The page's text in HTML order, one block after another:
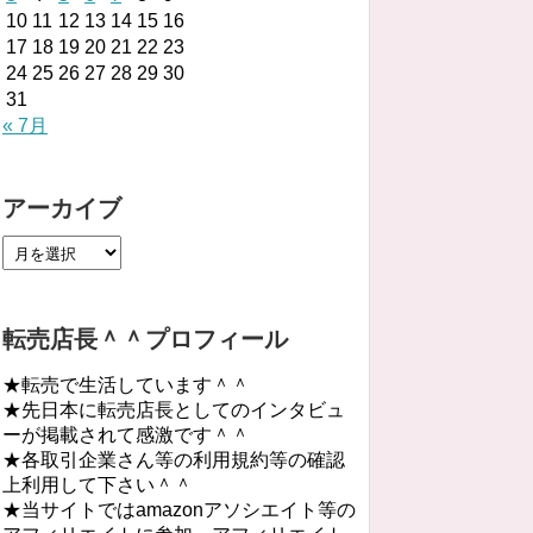
10 11 12 13 14 15 16
17 18 19 20 21 22 23
24 25 26 27 28 29 30
31
« 7月
アーカイブ
転売店長＾＾プロフィール
★転売で生活しています＾＾
★先日本に転売店長としてのインタビュ
ーが掲載されて感激です＾＾
★各取引企業さん等の利用規約等の確認
上利用して下さい＾＾
★当サイトではamazonアソシエイト等の